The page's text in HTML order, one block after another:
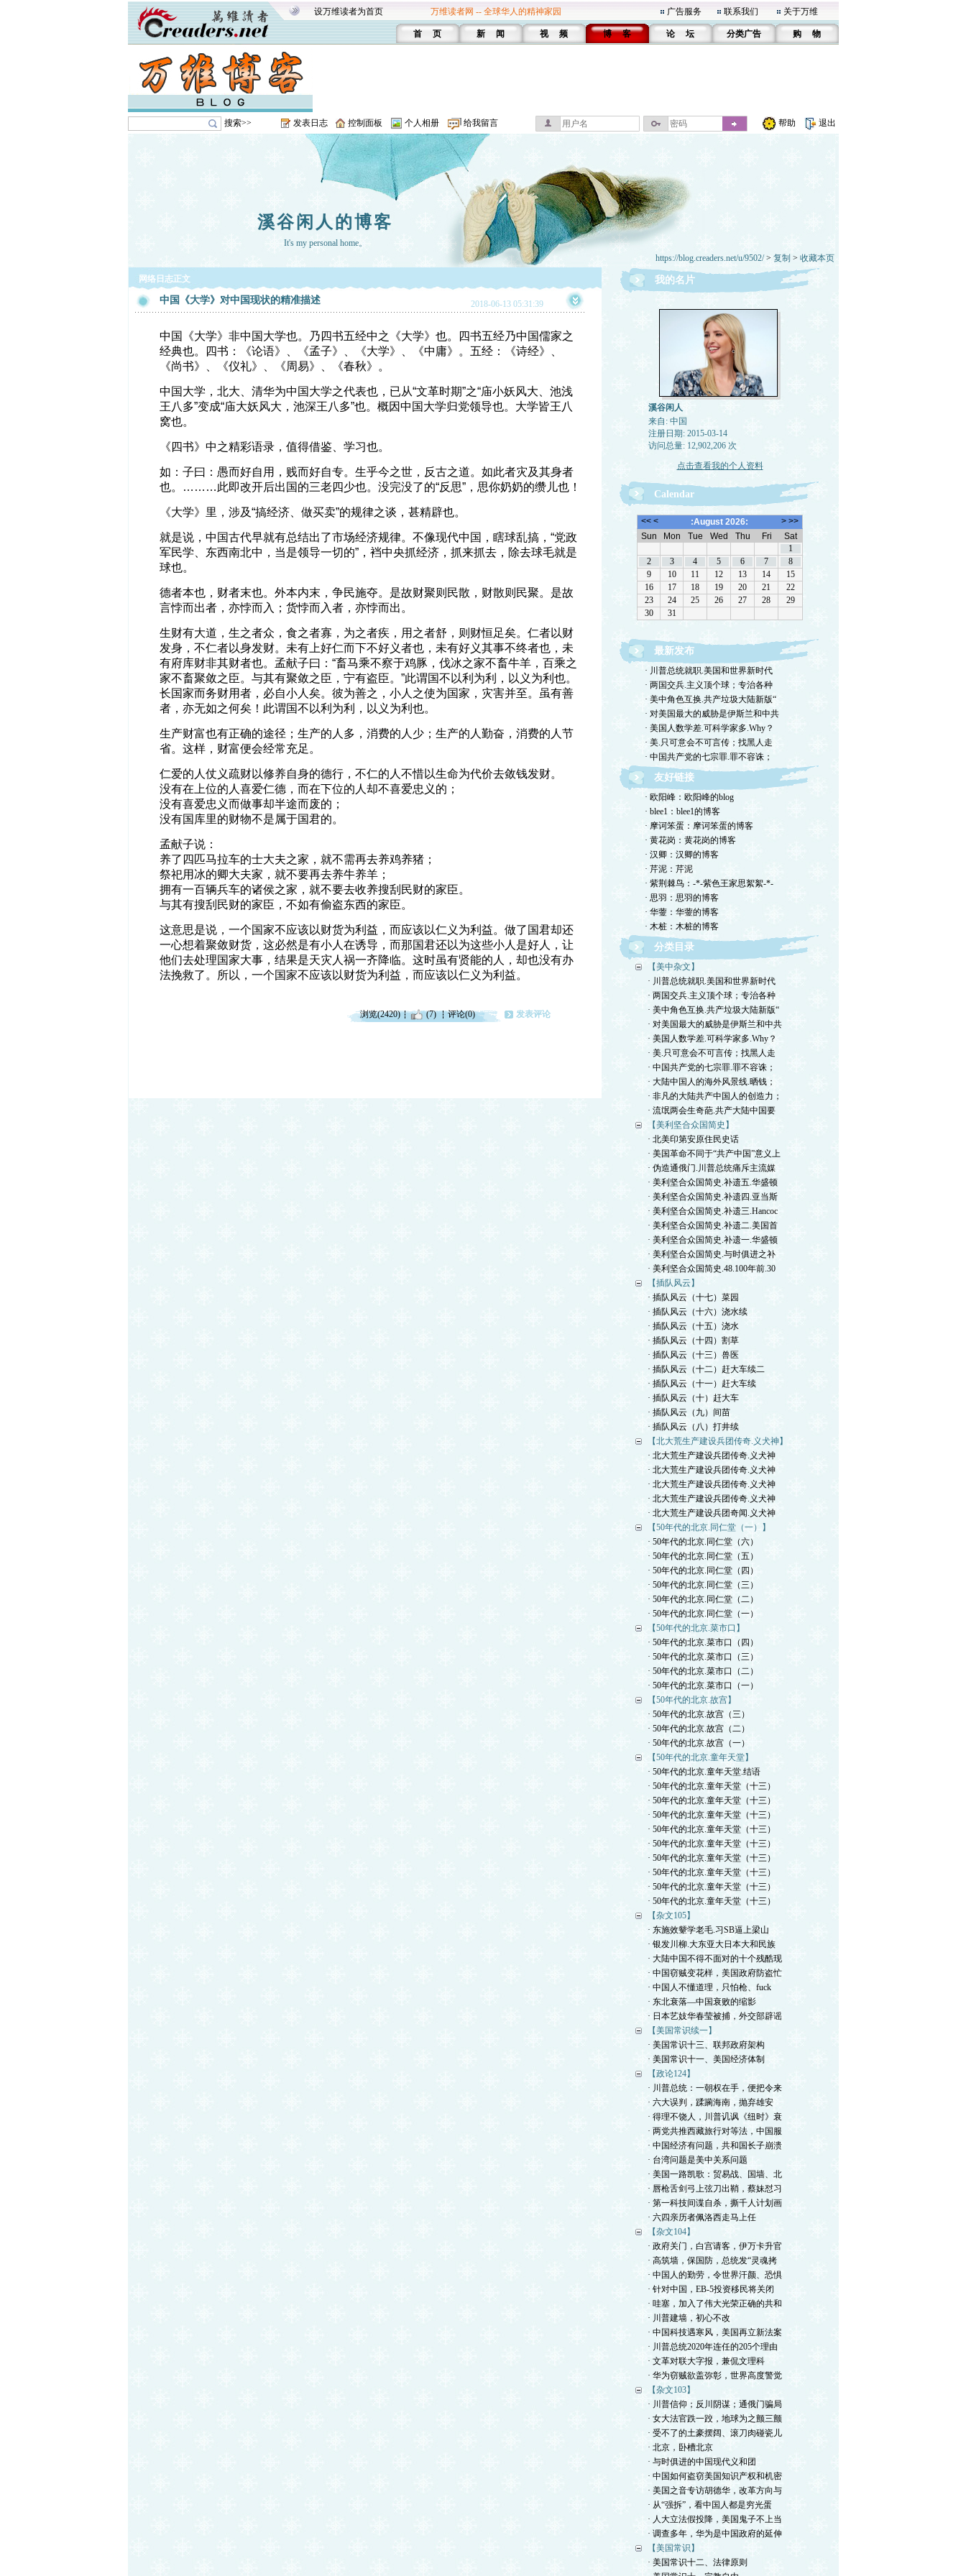
设万维读者为首页 万维读者网 -- 全球华人的精神家园 广告服务 联系我们 关于万维
首 页 新 闻 视 频 博 客 论 坛 分类广告 购 物
搜索>> 发表日志 控制面板 个人相册 给我留言 帮助 退出
溪谷闲人的博客
It's my personal home。
https://blog.creaders.net/u/9502/> 复制 > 收藏本页
网络日志正文
中国《大学》对中国现状的精准描述 2018-06-13 05:31:39
中国《大学》非中国大学也。乃四书五经中之《大学》也。四书五经乃中国儒家之
经典也。四书：《论语》、《孟子》、《大学》、《中庸》。五经：《诗经》、
《尚书》、《仪礼》、《周易》、《春秋》。
中国大学，北大、清华为中国大学之代表也，已从“文革时期”之“庙小妖风大、池浅
王八多”变成“庙大妖风大，池深王八多”也。概因中国大学归党领导也。大学皆王八
窝也。
《四书》中之精彩语录，值得借鉴、学习也。
如：子曰：愚而好自用，贱而好自专。生乎今之世，反古之道。如此者灾及其身者
也。………此即改开后出国的三老四少也。没完没了的“反思”，思你奶奶的缵儿也！
《大学》里，涉及“搞经济、做买卖”的规律之谈，甚精辟也。
就是说，中国古代早就有总结出了市场经济规律。不像现代中国，瞎球乱搞，“党政
军民学、东西南北中，当是领导一切的”，裆中央抓经济，抓来抓去，除去球毛就是
球也。
德者本也，财者末也。外本内末，争民施夺。是故财聚则民散，财散则民聚。是故
言悖而出者，亦悖而入；货悖而入者，亦悖而出。
生财有大道，生之者众，食之者寡，为之者疾，用之者舒，则财恒足矣。仁者以财
发身，不仁者以身发财。未有上好仁而下不好义者也，未有好义其事不终者也，未
有府库财非其财者也。孟献子曰：“畜马乘不察于鸡豚，伐冰之家不畜牛羊，百乘之
家不畜聚敛之臣。与其有聚敛之臣，宁有盗臣。”此谓国不以利为利，以义为利也。
长国家而务财用者，必自小人矣。彼为善之，小人之使为国家，灾害并至。虽有善
者，亦无如之何矣！此谓国不以利为利，以义为利也。
生产财富也有正确的途径；生产的人多，消费的人少；生产的人勤奋，消费的人节
省。这样，财富便会经常充足。
仁爱的人仗义疏财以修养自身的德行，不仁的人不惜以生命为代价去敛钱发财。
没有在上位的人喜爱仁德，而在下位的人却不喜爱忠义的；
没有喜爱忠义而做事却半途而废的；
没有国库里的财物不是属于国君的。
孟献子说：
养了四匹马拉车的士大夫之家，就不需再去养鸡养猪；
祭祀用冰的卿大夫家，就不要再去养牛养羊；
拥有一百辆兵车的诸侯之家，就不要去收养搜刮民财的家臣。
与其有搜刮民财的家臣，不如有偷盗东西的家臣。
这意思是说，一个国家不应该以财货为利益，而应该以仁义为利益。做了国君却还
一心想着聚敛财货，这必然是有小人在诱导，而那国君还以为这些小人是好人，让
他们去处理国家大事，结果是天灾人祸一齐降临。这时虽有贤能的人，却也没有办
法挽救了。所以，一个国家不应该以财货为利益，而应该以仁义为利益。
浏览(2420) (7) 评论(0) 发表评论
我的名片
溪谷闲人
来自: 中国
注册日期: 2015-03-14
访问总量: 12,902,206 次
点击查看我的个人资料
Calendar
最新发布
· 川普总统就职.美国和世界新时代
· 两国交兵.主义顶个球；专治各种
· 美中角色互换.共产垃圾大陆新版“
· 对美国最大的威胁是伊斯兰和中共
· 美国人数学差.可科学家多.Why？
· 美.只可意会不可言传；找黑人走
· 中国共产党的七宗罪.罪不容诛；
友好链接
· 欧阳峰：欧阳峰的blog
· blee1：blee1的博客
· 摩诃笨蛋：摩诃笨蛋的博客
· 黄花岗：黄花岗的博客
· 汉卿：汉卿的博客
· 芹泥：芹泥
· 紫荆棘鸟：-*-紫色王家思絮絮-*-
· 思羽：思羽的博客
· 华蓥：华蓥的博客
· 木桩：木桩的博客
分类目录
【美中杂文】
· 川普总统就职.美国和世界新时代
· 两国交兵.主义顶个球；专治各种
· 美中角色互换.共产垃圾大陆新版“
· 对美国最大的威胁是伊斯兰和中共
· 美国人数学差.可科学家多.Why？
· 美.只可意会不可言传；找黑人走
· 中国共产党的七宗罪.罪不容诛；
· 大陆中国人的海外风景线.晒钱；
· 非凡的大陆共产中国人的创造力；
· 流氓两会生奇葩.共产大陆中国要
【美利坚合众国简史】
· 北美印第安原住民史话
· 美国革命不同于“共产中国”意义上
· 伪造通俄门.川普总统痛斥主流媒
· 美利坚合众国简史.补遗五.华盛顿
· 美利坚合众国简史.补遗四.亚当斯
· 美利坚合众国简史.补遗三.Hancoc
· 美利坚合众国简史.补遗二.美国首
· 美利坚合众国简史.补遗一.华盛顿
· 美利坚合众国简史.与时俱进之补
· 美利坚合众国简史.48.100年前.30
【插队风云】
· 插队风云（十七）菜园
· 插队风云（十六）浇水续
· 插队风云（十五）浇水
· 插队风云（十四）割草
· 插队风云（十三）兽医
· 插队风云（十二）赶大车续二
· 插队风云（十一）赶大车续
· 插队风云（十）赶大车
· 插队风云（九）间苗
· 插队风云（八）打井续
【北大荒生产建设兵团传奇.义犬神】
· 北大荒生产建设兵团传奇.义犬神
· 北大荒生产建设兵团传奇.义犬神
· 北大荒生产建设兵团传奇.义犬神
· 北大荒生产建设兵团传奇.义犬神
· 北大荒生产建设兵团奇闻.义犬神
【50年代的北京.同仁堂（一）】
· 50年代的北京.同仁堂（六）
· 50年代的北京.同仁堂（五）
· 50年代的北京.同仁堂（四）
· 50年代的北京.同仁堂（三）
· 50年代的北京.同仁堂（二）
· 50年代的北京.同仁堂（一）
【50年代的北京.菜市口】
· 50年代的北京.菜市口（四）
· 50年代的北京.菜市口（三）
· 50年代的北京.菜市口（二）
· 50年代的北京.菜市口（一）
【50年代的北京.故宫】
· 50年代的北京.故宫（三）
· 50年代的北京.故宫（二）
· 50年代的北京.故宫（一）
【50年代的北京.童年天堂】
· 50年代的北京.童年天堂.结语
· 50年代的北京.童年天堂（十三）
· 50年代的北京.童年天堂（十三）
· 50年代的北京.童年天堂（十三）
· 50年代的北京.童年天堂（十三）
· 50年代的北京.童年天堂（十三）
· 50年代的北京.童年天堂（十三）
· 50年代的北京.童年天堂（十三）
· 50年代的北京.童年天堂（十三）
· 50年代的北京.童年天堂（十三）
【杂文105】
· 东施效颦学老毛.习SB逼上梁山
· 银发川柳.大东亚大日本大和民族
· 大陆中国不得不面对的十个残酷现
· 中国窃贼变花样，美国政府防盗忙
· 中国人不懂道理，只怕枪、fuck
· 东北衰落—中国衰败的缩影
· 日本艺妓华春莹被捕，外交部辟谣
【美国常识续一】
· 美国常识十三、联邦政府架构
· 美国常识十一、美国经济体制
【政论124】
· 川普总统：一朝权在手，便把令来
· 六大误判，蹂躏海南，抛弃雄安
· 得理不饶人，川普讥讽《纽时》衰
· 两党共推西藏旅行对等法，中国服
· 中国经济有问题，共和国长子崩溃
· 台湾问题是美中关系问题
· 美国一路凯歌：贸易战、国墙、北
· 唇枪舌剑弓上弦刀出鞘，蔡妹怼习
· 第一科技间谍自杀，撕千人计划画
· 六四亲历者佩洛西走马上任
【杂文104】
· 政府关门，白宫请客，伊万卡升官
· 高筑墙，保国防，总统发“灵魂拷
· 中国人的勤劳，令世界汗颜、恐惧
· 针对中国，EB-5投资移民将关闭
· 哇塞，加入了伟大光荣正确的共和
· 川普建墙，初心不改
· 中国科技遇寒风，美国再立新法案
· 川普总统2020年连任的205个理由
· 文革对联大字报，兼侃文理科
· 华为窃贼欲盖弥彰，世界高度警觉
【杂文103】
· 川普信仰；反川阴谋；通俄门骗局
· 女大法官跌一跤，地球为之颤三颤
· 受不了的土豪摆阔、滚刀肉碰瓷儿
· 北京，卧槽北京
· 与时俱进的中国现代义和团
· 中国如何盗窃美国知识产权和机密
· 美国之音专访胡德华，改革方向与
· 从“强拆”，看中国人都是穷光蛋
· 人大立法假投降，美国鬼子不上当
· 调查多年，华为是中国政府的延伸
【美国常识】
· 美国常识十二、法律原则